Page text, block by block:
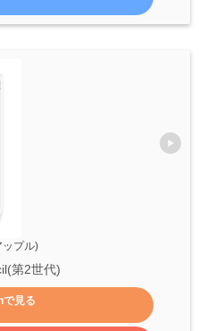
プル)
第2世代)
見る